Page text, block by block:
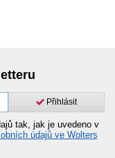
Přihlásit
tak, jak je uvedeno v
údajů ve Wolters